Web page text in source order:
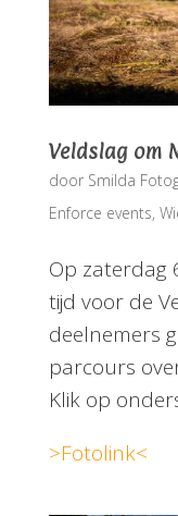
Veldslag om
door Smilda
Enforce events,
Op zaterdag
tijd voor de
deelnemers
parcours
Klik op
>Fotolink<